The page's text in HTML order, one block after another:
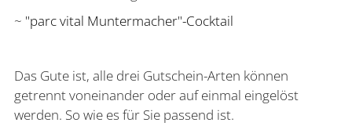
~ "parc vital Muntermacher"-Cocktail
Das Gute ist, alle drei Gutschein-Arten können
getrennt voneinander oder auf einmal eingelöst
werden. So wie es für Sie passend ist.